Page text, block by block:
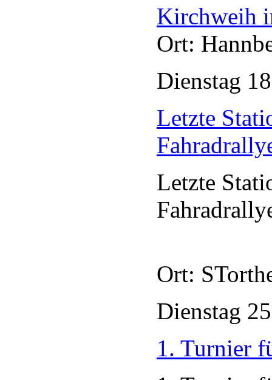
Kirchweih
Ort:
Dienstag
Letzte
Letzte
Ort:
Dienstag
1. Turnier